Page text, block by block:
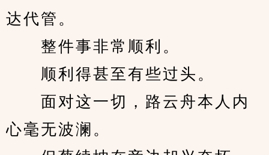
达代管。
整件事非常顺利。
顺利得甚至有些过头。
面对这一切，路云舟本人内
心毫无波澜。